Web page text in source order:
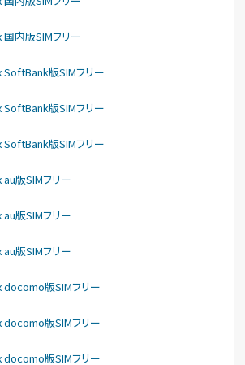
内版SIMフリー
版SIMフリー
版SIMフリー
版SIMフリー
版SIMフリー
版SIMフリー
版SIMフリー
版SIMフリー
版SIMフリー
版SIMフリー